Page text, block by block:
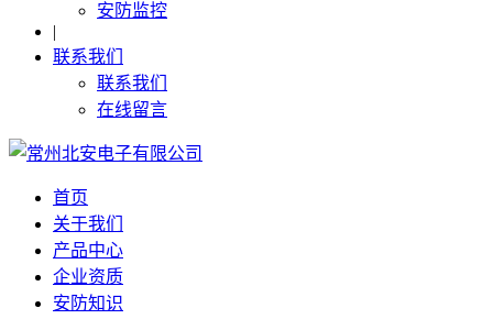
安防监控
|
联系我们
联系我们
在线留言
首页
关于我们
产品中心
企业资质
安防知识